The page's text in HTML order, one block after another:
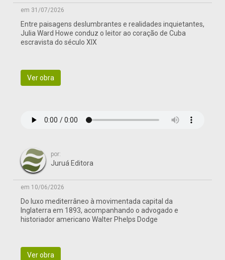
em 31/07/2026
Entre paisagens deslumbrantes e realidades inquietantes,
Julia Ward Howe conduz o leitor ao coração de Cuba
escravista do século XIX
Ver obra
por:
Juruá Editora
em 10/06/2026
Do luxo mediterrâneo à movimentada capital da
Inglaterra em 1893, acompanhando o advogado e
historiador americano Walter Phelps Dodge
Ver obra